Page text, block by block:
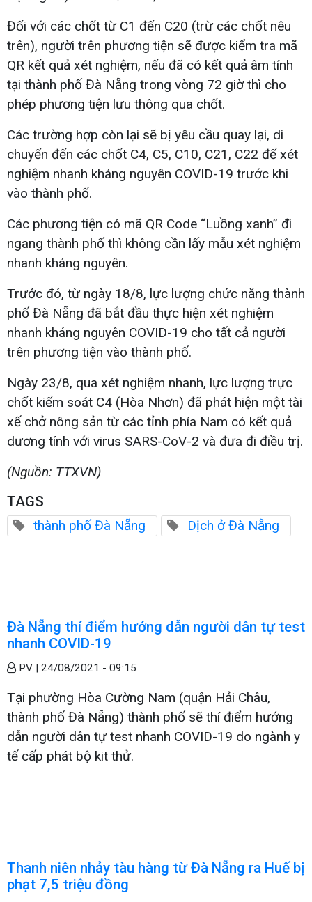
Đối với các chốt từ C1 đến C20 (trừ các chốt nêu
trên), người trên phương tiện sẽ được kiểm tra mã
QR kết quả xét nghiệm, nếu đã có kết quả âm tính
tại thành phố Đà Nẵng trong vòng 72 giờ thì cho
phép phương tiện lưu thông qua chốt.
Các trường hợp còn lại sẽ bị yêu cầu quay lại, di
chuyển đến các chốt C4, C5, C10, C21, C22 để xét
nghiệm nhanh kháng nguyên COVID-19 trước khi
vào thành phố.
Các phương tiện có mã QR Code “Luồng xanh” đi
ngang thành phố thì không cần lấy mẫu xét nghiệm
nhanh kháng nguyên.
Trước đó, từ ngày 18/8, lực lượng chức năng thành
phố Đà Nẵng đã bắt đầu thực hiện xét nghiệm
nhanh kháng nguyên COVID-19 cho tất cả người
trên phương tiện vào thành phố.
Ngày 23/8, qua xét nghiệm nhanh, lực lượng trực
chốt kiểm soát C4 (Hòa Nhơn) đã phát hiện một tài
xế chở nông sản từ các tỉnh phía Nam có kết quả
dương tính với virus SARS-CoV-2 và đưa đi điều trị.
(Nguồn: TTXVN)
TAGS
thành phố Đà Nẵng Dịch ở Đà Nẵng
Đà Nẵng thí điểm hướng dẫn người dân tự test
nhanh COVID-19
PV | 24/08/2021 - 09:15
Tại phường Hòa Cường Nam (quận Hải Châu,
thành phố Đà Nẵng) thành phố sẽ thí điểm hướng
dẫn người dân tự test nhanh COVID-19 do ngành y
tế cấp phát bộ kit thử.
Thanh niên nhảy tàu hàng từ Đà Nẵng ra Huế bị
phạt 7,5 triệu đồng